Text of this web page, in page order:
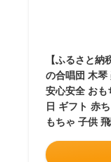
【ふるさと
の合唱団 木琴
安心安全 おも
日 ギフト 赤
もちゃ 子供